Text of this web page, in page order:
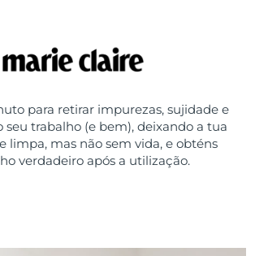
para retirar impurezas, sujidade e
seu trabalho (e bem), deixando a tua
limpa, mas não sem vida, e obténs
verdadeiro após a utilização.